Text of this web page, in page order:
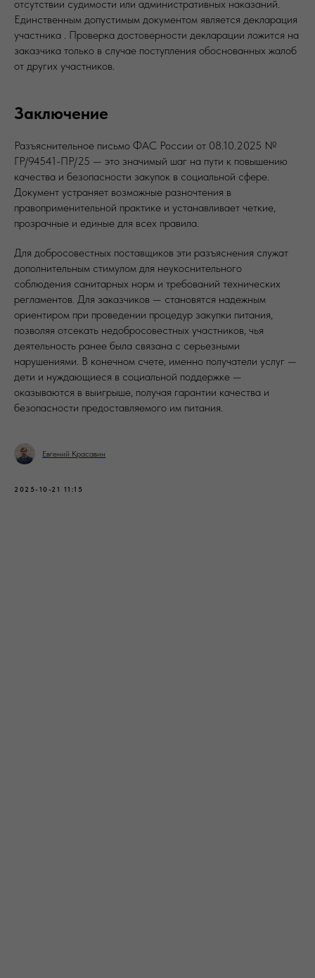
отсутствии судимости или административных наказаний.
Единственным допустимым документом является декларация
участника . Проверка достоверности декларации ложится на
заказчика только в случае поступления обоснованных жалоб
от других участников.
Заключение
Разъяснительное письмо ФАС России от 08.10.2025 №
ГР/94541-ПР/25 — это значимый шаг на пути к повышению
качества и безопасности закупок в социальной сфере.
Документ устраняет возможные разночтения в
правоприменительной практике и устанавливает четкие,
прозрачные и единые для всех правила.
Для добросовестных поставщиков эти разъяснения служат
дополнительным стимулом для неукоснительного
соблюдения санитарных норм и требований технических
регламентов. Для заказчиков — становятся надежным
ориентиром при проведении процедур закупки питания,
позволяя отсекать недобросовестных участников, чья
деятельность ранее была связана с серьезными
нарушениями. В конечном счете, именно получатели услуг —
дети и нуждающиеся в социальной поддержке —
оказываются в выигрыше, получая гарантии качества и
безопасности предоставляемого им питания.
Евгений Красавин
2025-10-21 11:15